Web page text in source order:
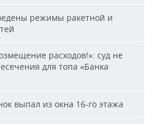
режимы ракетной и
расходов!»: суд не
для топа «Банка
выпал из окна 16-го этажа